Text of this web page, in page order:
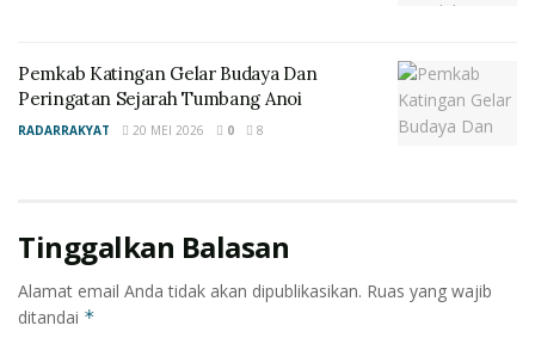
Pemkab Katingan Gelar Budaya Dan
Peringatan Sejarah Tumbang Anoi
RADARRAKYAT 20 MEI 2026 0 8
Tinggalkan Balasan
Alamat email Anda tidak akan dipublikasikan. Ruas yang wajib
ditandai *